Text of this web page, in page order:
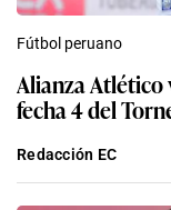
Fútbol peruano
Alianza Atlético
Redacción EC